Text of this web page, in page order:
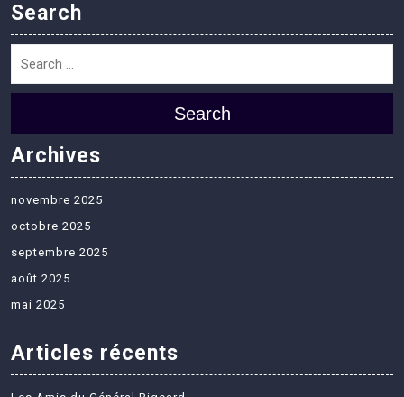
Search
Search
Archives
novembre 2025
octobre 2025
septembre 2025
août 2025
mai 2025
Articles récents